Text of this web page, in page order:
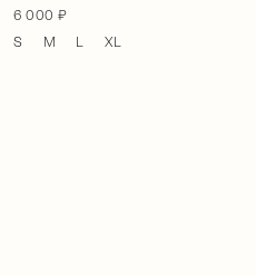
6 000 ₽
S
M L XL